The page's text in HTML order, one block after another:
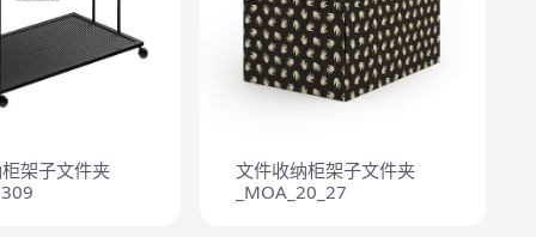
架子文件夹
文件收纳柜架子文件夹
_MOA_20_27